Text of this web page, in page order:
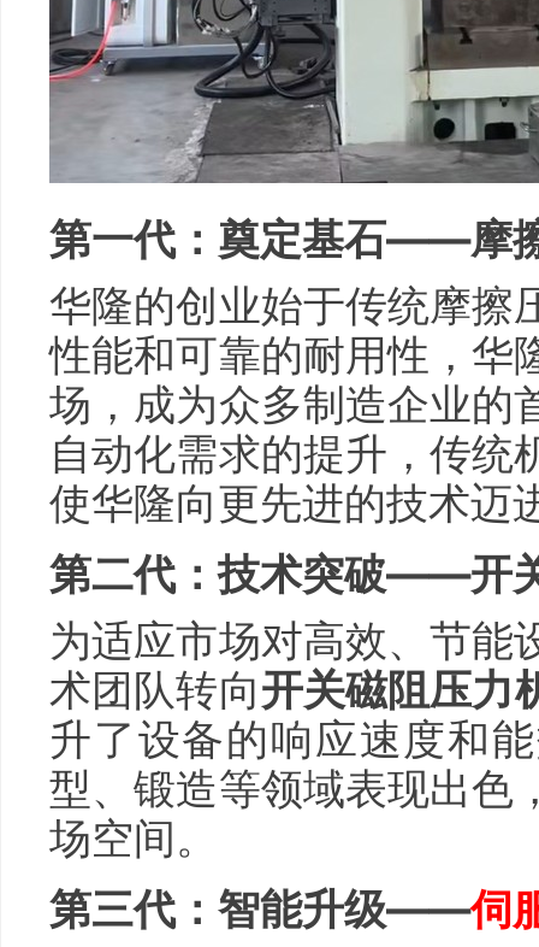
第一代：奠定基石——摩
华隆的创业始于传统摩擦
性能和可靠的耐用性，华
场，成为众多制造企业的
自动化需求的提升，传统
使华隆向更先进的技术迈
第二代：技术突破——开
为适应市场对高效、节能
术团队转向开关磁阻压力
升了设备的响应速度和
型、锻造等领域表现出色
场空间。
第三代：智能升级——伺